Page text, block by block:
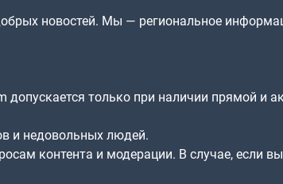
«Гольфстрим»
новостей. Мы — региональное
только при наличии прямой и
и недовольных людей.
контента и модерации. В случае, если